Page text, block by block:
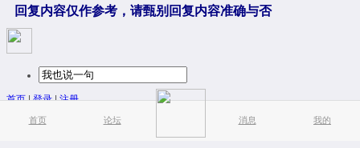
首页 论坛 消息 我的
回复内容仅作参考，请甄别回复内容准确与否
首页|登录|注册